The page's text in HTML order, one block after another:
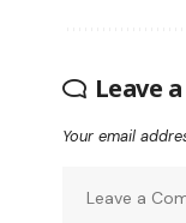
Leave
Your email